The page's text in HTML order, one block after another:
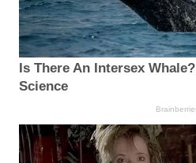
Is There An Intersex
Science